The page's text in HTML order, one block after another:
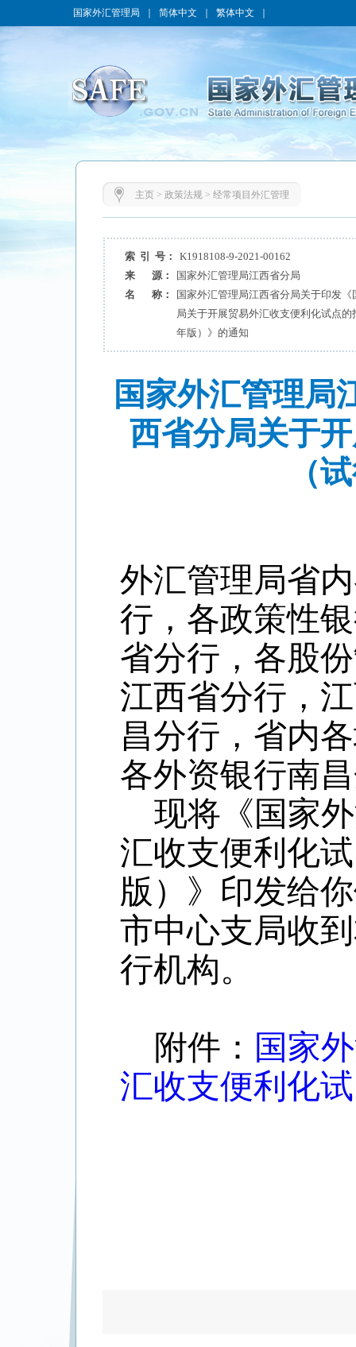
国家外汇管理局 简体中文 繁体中文
主页> 政策法规> 经常项目外汇管理
索 引 号：
K1918108-9-2021-00162
来 源：
国家外汇管理局江西省分局
名 称：
国家外汇管理局江西省分局关于印发
局关于开展贸易外汇收支便利化试点
年版）》的通知
国家外汇管理局
西省分局关于
（
外汇管理局省
行，各政策性
省分行，各股
江西省分行，
昌分行，省内
各外资银行南
现将《国家
汇收支便利化
版） 》印发给
市中心支局收
行机构。
附件： 国家
汇收支便利化